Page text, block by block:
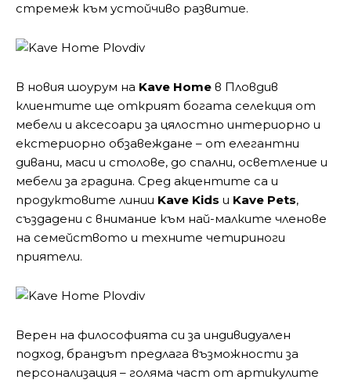
стремеж към устойчиво развитие.
В новия шоурум на Kave Home в Пловдив
клиентите ще открият богата селекция от
мебели и аксесоари за цялостно интериорно и
екстериорно обзавеждане – от елегантни
дивани, маси и столове, до спални, осветление и
мебели за градина. Сред акцентите са и
продуктовите линии Kave Kids и Kave Pets,
създадени с внимание към най-малките членове
на семейството и техните четириноги
приятели.
Верен на философията си за индивидуален
подход, брандът предлага възможности за
персонализация – голяма част от артикулите